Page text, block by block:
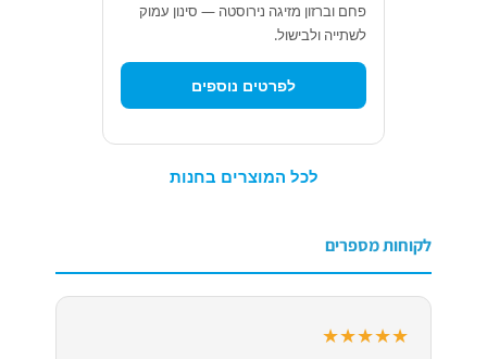
פחם וברזון מזיגה נירוסטה — סינון עמוק
לשתייה ולבישול.
לפרטים נוספים
לכל המוצרים בחנות
לקוחות מספרים
★★★★★